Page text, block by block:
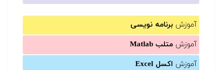
آموزش برنامه نویسی
آموزش متلب Matlab
آموزش اکسل Excel